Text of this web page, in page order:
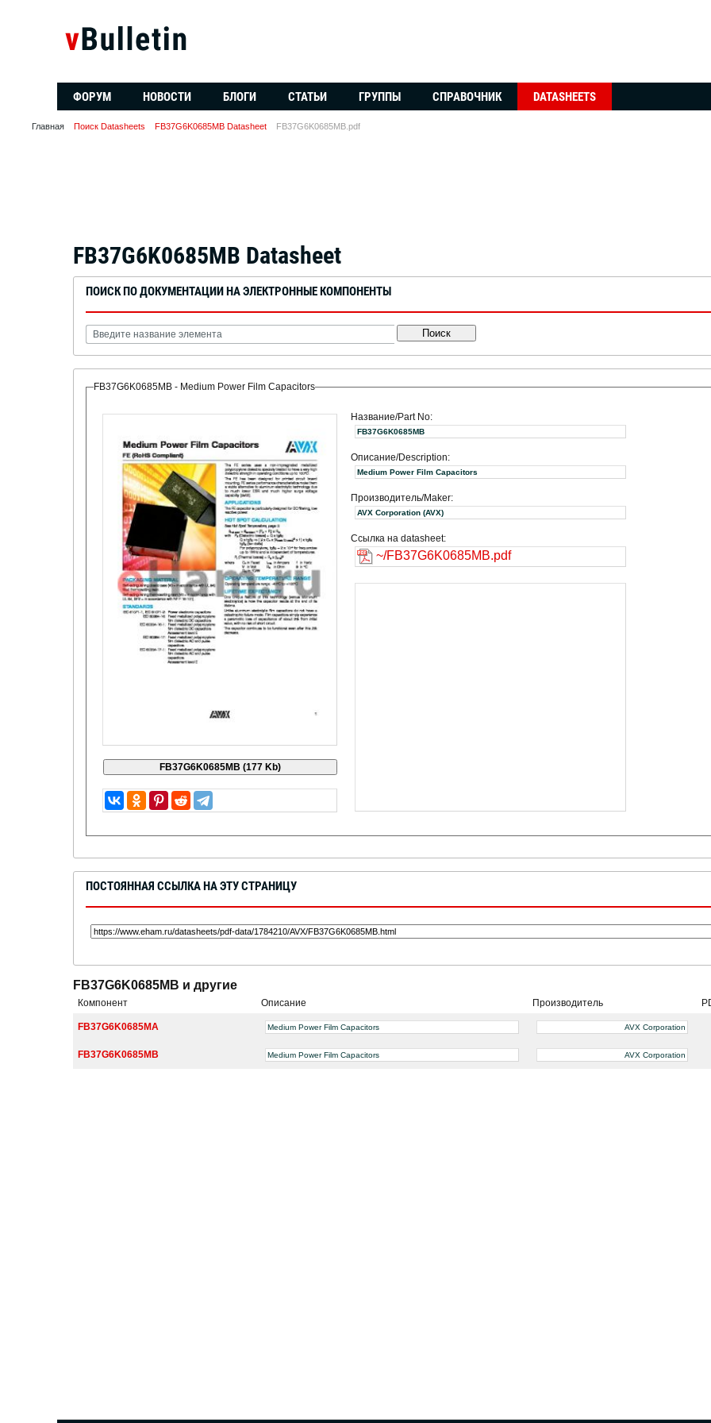
ФОРУМ НОВОСТИ БЛОГИ СТАТЬИ ГРУППЫ СПРАВОЧНИК DATASHEETS
Главная Поиск Datasheets FB37G6K0685MB Datasheet FB37G6K0685MB.pdf
FB37G6K0685MB Datasheet
ПОИСК ПО ДОКУМЕНТАЦИИ НА ЭЛЕКТРОННЫЕ КОМПОНЕНТЫ
Поиск
FB37G6K0685MB - Medium Power Film Capacitors
Название/Part No:
FB37G6K0685MB
Описание/Description:
Medium Power Film Capacitors
Производитель/Maker:
AVX Corporation (AVX)
Ссылка на datasheet:
~/FB37G6K0685MB.pdf
ПОСТОЯННАЯ ССЫЛКА НА ЭТУ СТРАНИЦУ
FB37G6K0685MB и другие
Компонент Описание Производитель
FB37G6K0685MA Medium Power Film Capacitors AVX Corporation
FB37G6K0685MB Medium Power Film Capacitors AVX Corporation